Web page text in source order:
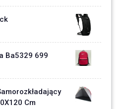
Ba5329 699
Cm